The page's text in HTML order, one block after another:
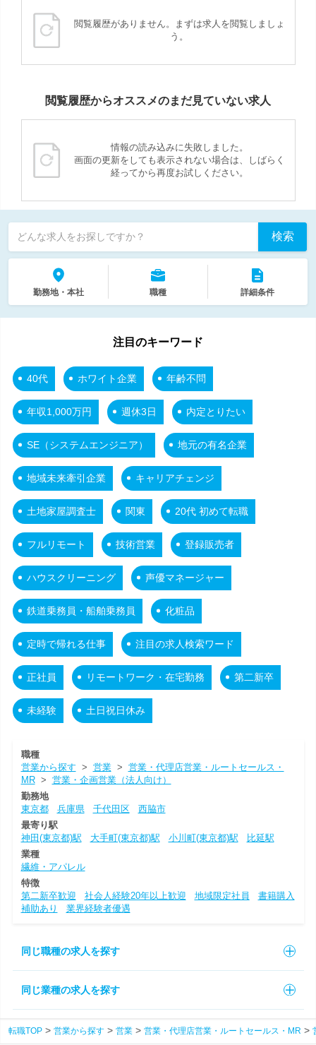
閲覧履歴がありません。まずは求人を閲覧しましょ
う。
閲覧履歴からオススメのまだ見ていない求人
情報の読み込みに失敗しました。
画面の更新をしても表示されない場合は、しばらく
経ってから再度お試しください。
どんな求人をお探しですか？ 検索
勤務地・本社 職種 詳細条件
注目のキーワード
40代 ホワイト企業 年齢不問
年収1,000万円 週休3日 内定とりたい
SE（システムエンジニア） 地元の有名企業
地域未来牽引企業 キャリアチェンジ
土地家屋調査士 関東 20代 初めて転職
フルリモート 技術営業 登録販売者
ハウスクリーニング 声優マネージャー
鉄道乗務員・船舶乗務員 化粧品
定時で帰れる仕事 注目の求人検索ワード
正社員 リモートワーク・在宅勤務 第二新卒
未経験 土日祝日休み
職種
営業から探す > 営業> 営業・代理店営業・ルートセールス・
MR> 営業・企画営業（法人向け）
勤務地
東京都
兵庫県 千代田区
西脇市
最寄り駅
神田(東京都)駅
大手町(東京都)駅 小川町(東京都)駅
比延駅
業種
繊維・アパレル
特徴
第二新卒歓迎
社会人経験20年以上歓迎 地域限定社員
書籍購入
補助あり
業界経験者優遇
同じ職種の求人を探す
同じ業種の求人を探す
転職TOP 営業から探す 営業 営業・代理店営業・ルートセールス・MR